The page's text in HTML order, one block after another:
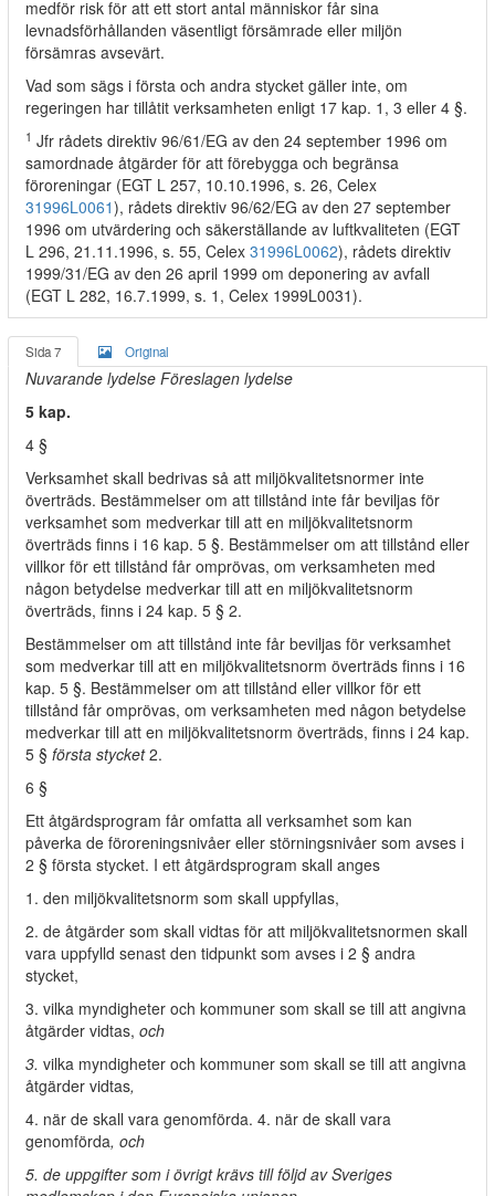
medför risk för att ett stort antal människor får sina
levnadsförhållanden väsentligt försämrade eller miljön
försämras avsevärt.
Vad som sägs i första och andra stycket gäller inte, om
regeringen har tillåtit verksamheten enligt 17 kap. 1, 3 eller 4 §.
1 Jfr rådets direktiv 96/61/EG av den 24 september 1996 om
samordnade åtgärder för att förebygga och begränsa
föroreningar (EGT L 257, 10.10.1996, s. 26, Celex
31996L0061), rådets direktiv 96/62/EG av den 27 september
1996 om utvärdering och säkerställande av luftkvaliteten (EGT
L 296, 21.11.1996, s. 55, Celex 31996L0062), rådets direktiv
1999/31/EG av den 26 april 1999 om deponering av avfall
(EGT L 282, 16.7.1999, s. 1, Celex 1999L0031).
Sida 7 Original
Nuvarande lydelse Föreslagen lydelse
5 kap.
4 §
Verksamhet skall bedrivas så att miljökvalitetsnormer inte
överträds. Bestämmelser om att tillstånd inte får beviljas för
verksamhet som medverkar till att en miljökvalitetsnorm
överträds finns i 16 kap. 5 §. Bestämmelser om att tillstånd eller
villkor för ett tillstånd får omprövas, om verksamheten med
någon betydelse medverkar till att en miljökvalitetsnorm
överträds, finns i 24 kap. 5 § 2.
Bestämmelser om att tillstånd inte får beviljas för verksamhet
som medverkar till att en miljökvalitetsnorm överträds finns i 16
kap. 5 §. Bestämmelser om att tillstånd eller villkor för ett
tillstånd får omprövas, om verksamheten med någon betydelse
medverkar till att en miljökvalitetsnorm överträds, finns i 24 kap.
5 § första stycket2.
6 §
Ett åtgärdsprogram får omfatta all verksamhet som kan
påverka de föroreningsnivåer eller störningsnivåer som avses i
2 § första stycket. I ett åtgärdsprogram skall anges
1. den miljökvalitetsnorm som skall uppfyllas,
2. de åtgärder som skall vidtas för att miljökvalitetsnormen skall
vara uppfylld senast den tidpunkt som avses i 2 § andra
stycket,
3. vilka myndigheter och kommuner som skall se till att angivna
åtgärder vidtas, och
3. vilka myndigheter och kommuner som skall se till att angivna
åtgärder vidtas,
4. när de skall vara genomförda. 4. när de skall vara
genomförda, och
5. de uppgifter som i övrigt krävs till följd av Sveriges